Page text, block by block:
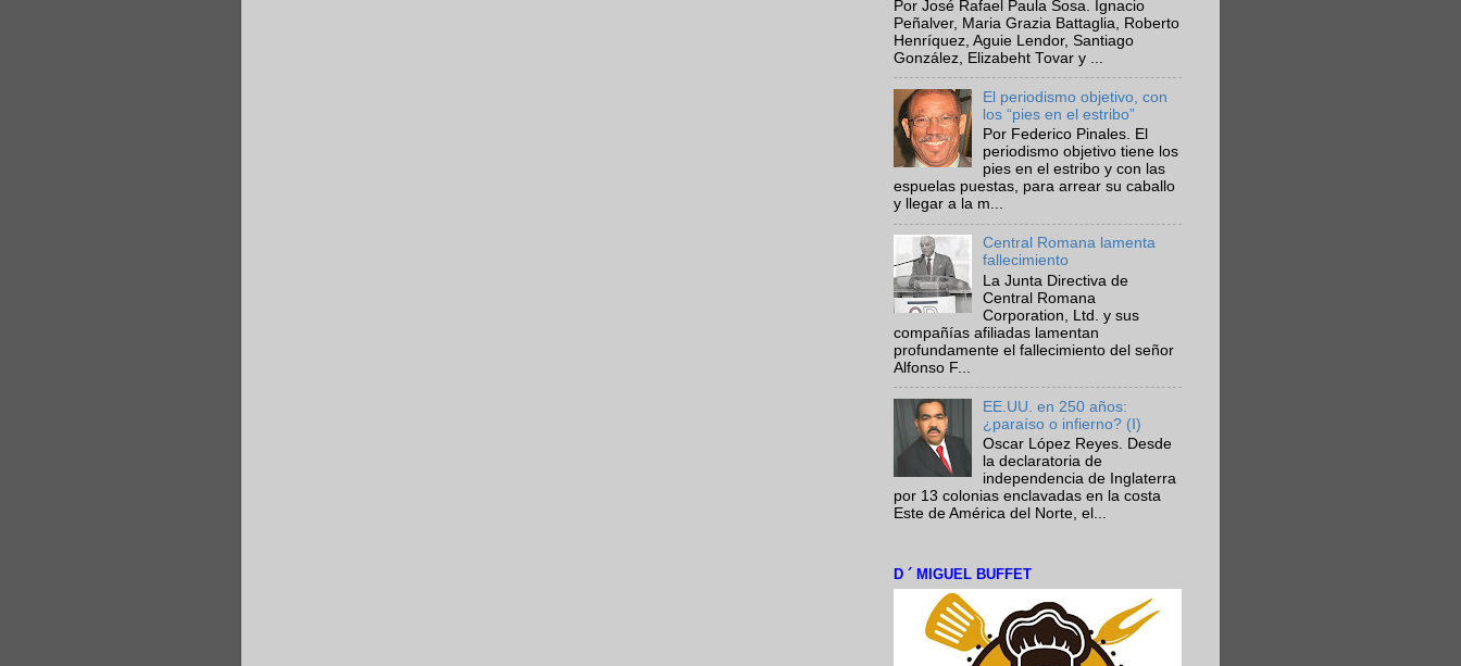
Por José Rafael Paula Sosa. Ignacio
Peñalver, Maria Grazia Battaglia, Roberto
Henríquez, Aguie Lendor, Santiago
González, Elizabeht Tovar y ...
El periodismo objetivo, con
los “pies en el estribo”
Por Federico Pinales. El
periodismo objetivo tiene los
pies en el estribo y con las
espuelas puestas, para arrear su caballo
y llegar a la m...
Central Romana lamenta
fallecimiento
La Junta Directiva de
Central Romana
Corporation, Ltd. y sus
compañías afiliadas lamentan
profundamente el fallecimiento del señor
Alfonso F...
EE.UU. en 250 años:
¿paraíso o infierno? (I)
Oscar López Reyes. Desde
la declaratoria de
independencia de Inglaterra
por 13 colonias enclavadas en la costa
Este de América del Norte, el...
D ´ MIGUEL BUFFET